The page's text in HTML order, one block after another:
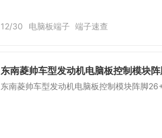
12/30 电脑板端子 端子速查
东南菱帅车型发动机电脑板控制模块
东南菱帅车型发动机电脑板控制模块阵脚